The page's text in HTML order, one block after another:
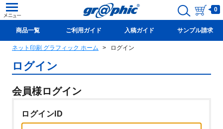
0
商品一覧 ご利用ガイド 入稿ガイド サンプル請求
新規会員登録(無料)
ネット印刷 グラフィック ホーム ログイン
ログイン
会員様ログイン
ログインID